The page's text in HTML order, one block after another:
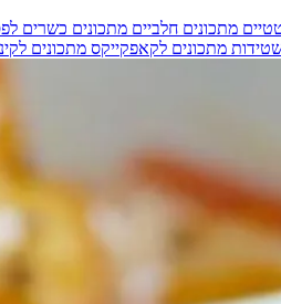
מתכונים חלביים מתכונים כשרים
מתכונים לקאפקייקס מתכונים